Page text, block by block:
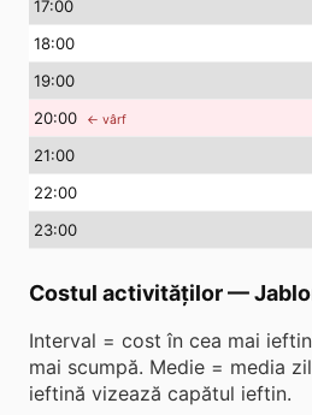
17:00
18:00
19:00
20:00 ← vârf
21:00
22:00
23:00
Costul activităților—
Interval = cost în cea mai
mai scumpă. Medie = media
ieftină vizează capătul ieftin.